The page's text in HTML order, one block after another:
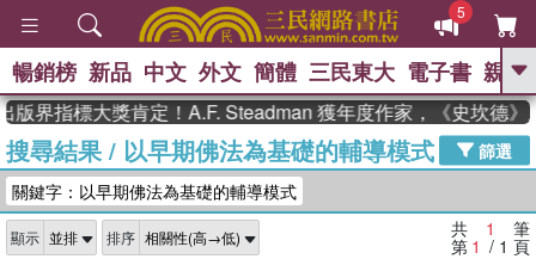
5
GO
熱搜： 東野圭吾 、 The Odyssey 、
父親節 、 如果歷史是一群喵 、 暑期
推薦 、 國際布克獎 臺灣漫遊錄
念華 、 台灣的李登輝時代 、 數學女
孩：黎曼猜想
偉大的迷走神經
暢銷榜 新品 中文 外文 簡體 三民東大 電子書 親子
版界指標大獎肯定！A.F. Steadman 獲年度作家，《史坎德》
搜尋結果/ 以早期佛法為基礎的輔導模式
篩選
關鍵字：以早期佛法為基礎的輔導模式
顯示 排序 共 1 筆
第 1 / 1 頁